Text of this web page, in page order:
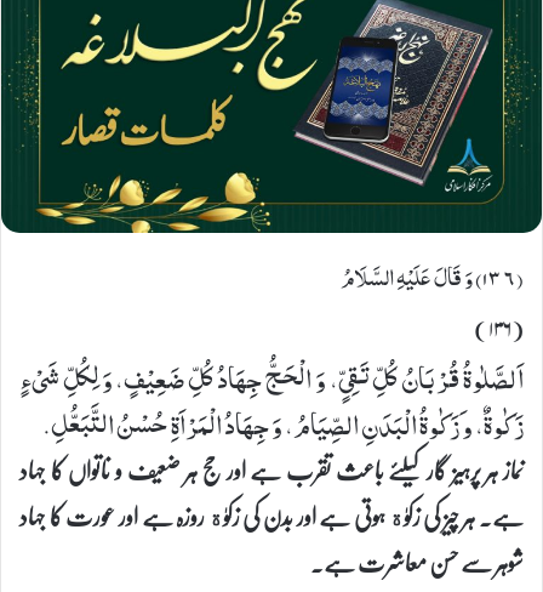
(۱٣٦) وَ قَالَ عَلَیْهِ السَّلَامُ
(۱۳۶)
اَلصَّلٰوةُ قُرْبَانُ كُلِّ تَقِیٍّ، وَ الْحَجُّ جِهَادُ كُلِّ ضَعِیْفٍ، وَ لِكُلِّ شَیْءٍ
زَكٰوةٌ، و َزَكٰوةُ الْبَدَنِ الصِّیَامُ، وَ جِهَادُ الْمَرْاَةِ حُسْنُ التَّبَعُّلِ.
نماز ہر پرہیز گار کیلئے باعث تقرب ہے اور حج ہر ضعیف و ناتواں کا جہاد
ہے۔ ہر چیز کی زکوٰة ہوتی ہے اور بدن کی زکوٰة روزہ ہے اور عورت کا جہاد
شوہر سے حسن معاشرت ہے۔